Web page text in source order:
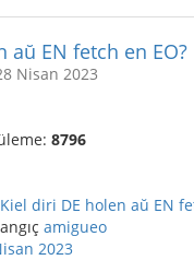
aŭ EN fetch en EO?
Nisan 2023
8796
Kiel diri DE holen aŭ EN
amigueo
2023